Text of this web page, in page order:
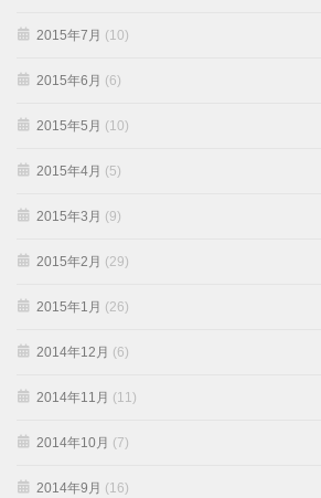
2015年7月 (10)
2015年6月 (6)
2015年5月 (10)
2015年4月 (5)
2015年3月 (9)
2015年2月 (29)
2015年1月 (26)
2014年12月 (6)
2014年11月 (11)
2014年10月 (7)
2014年9月 (16)